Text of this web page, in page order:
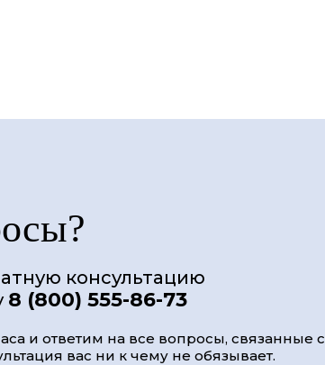
консультацию
8 (800) 555-86-73
и ответим на все вопросы, связанные с
вас ни к чему не обязывает.